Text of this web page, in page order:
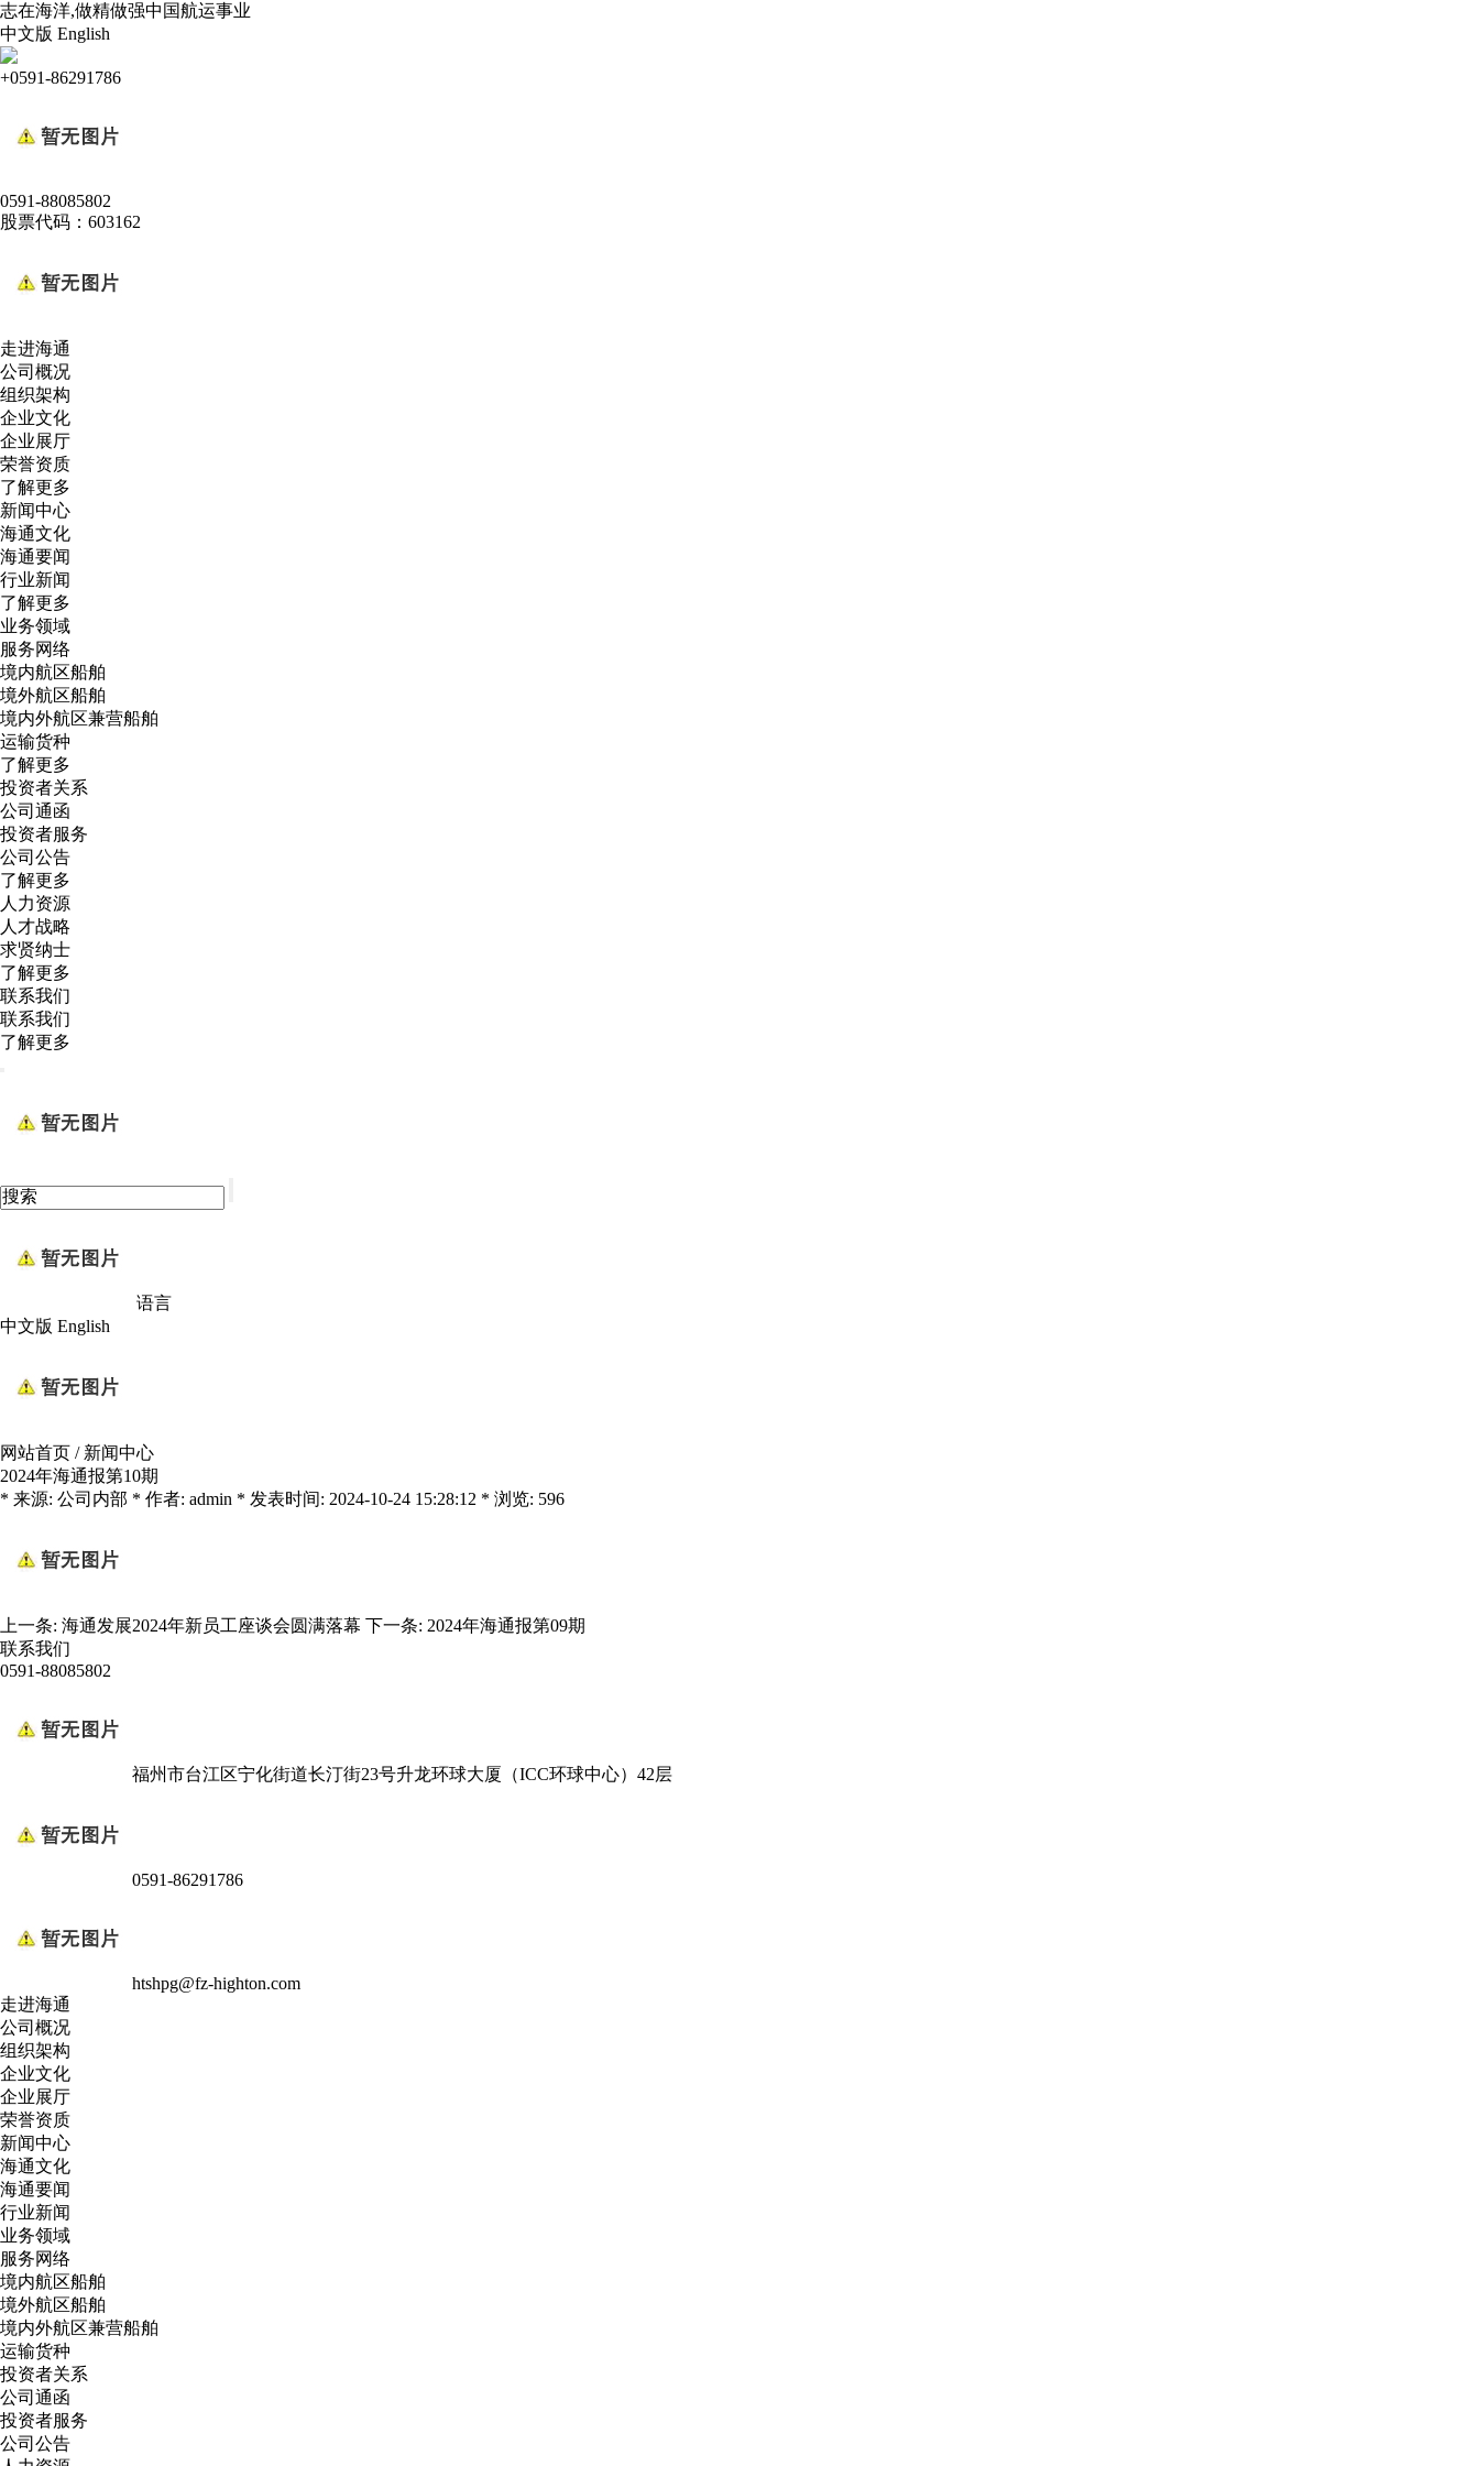
志在海洋,做精做强中国航运事业
中文版 English
+0591-86291786
0591-88085802
股票代码：603162
走进海通
公司概况
组织架构
企业文化
企业展厅
荣誉资质
了解更多
新闻中心
海通文化
海通要闻
行业新闻
了解更多
业务领域
服务网络
境内航区船舶
境外航区船舶
境内外航区兼营船舶
运输货种
了解更多
投资者关系
公司通函
投资者服务
公司公告
了解更多
人力资源
人才战略
求贤纳士
了解更多
联系我们
联系我们
了解更多
语言
中文版 English
网站首页 / 新闻中心
2024年海通报第10期
* 来源: 公司内部 * 作者: admin * 发表时间: 2024-10-24 15:28:12 * 浏览: 596
上一条: 海通发展2024年新员工座谈会圆满落幕 下一条: 2024年海通报第09期
联系我们
0591-88085802
福州市台江区宁化街道长汀街23号升龙环球大厦（ICC环球中心）42层
0591-86291786
htshpg@fz-highton.com
走进海通
公司概况
组织架构
企业文化
企业展厅
荣誉资质
新闻中心
海通文化
海通要闻
行业新闻
业务领域
服务网络
境内航区船舶
境外航区船舶
境内外航区兼营船舶
运输货种
投资者关系
公司通函
投资者服务
公司公告